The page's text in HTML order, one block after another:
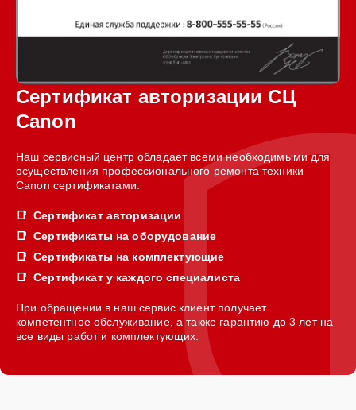
Сертификат авторизации СЦ
Canon
Наш сервисный центр обладает всеми необходимыми для
осуществления профессионального ремонта техники
Canon сертификатами:
Сертификат авторизации
Сертификаты на оборудование
Сертификаты на комплектующие
Сертификат у каждого специалиста
При обращении в наш сервис клиент получает
компетентное обслуживание, а также гарантию до 3 лет на
все виды работ и комплектующих.